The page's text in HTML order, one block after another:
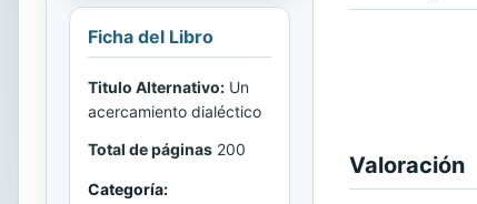
Ficha del Libro
Titulo Alternativo: Un
acercamiento dialéctico
Total de páginas 200
Categoría:
Valoración